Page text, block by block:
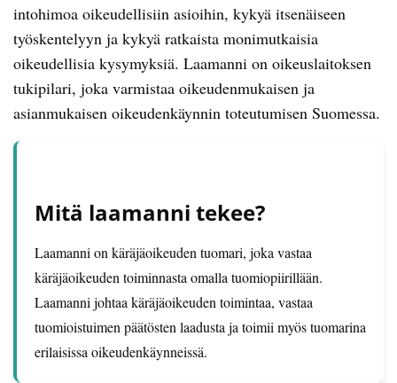
intohimoa oikeudellisiin asioihin, kykyä itsenäiseen
työskentelyyn ja kykyä ratkaista monimutkaisia
oikeudellisia kysymyksiä. Laamanni on oikeuslaitoksen
tukipilari, joka varmistaa oikeudenmukaisen ja
asianmukaisen oikeudenkäynnin toteutumisen Suomessa.
Mitä laamanni tekee?
Laamanni on käräjäoikeuden tuomari, joka vastaa
käräjäoikeuden toiminnasta omalla tuomiopiirillään.
Laamanni johtaa käräjäoikeuden toimintaa, vastaa
tuomioistuimen päätösten laadusta ja toimii myös tuomarina
erilaisissa oikeudenkäynneissä.